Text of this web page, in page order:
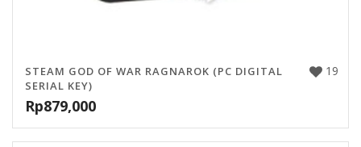
19
STEAM GOD OF WAR RAGNAROK (PC DIGITAL
SERIAL KEY)
Rp879,000